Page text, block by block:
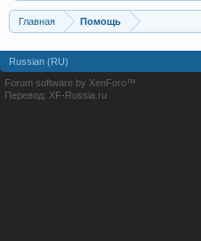
Главная Помощь
Russian (RU)
Forum software by XenForo™
Перевод: XF-Russia.ru